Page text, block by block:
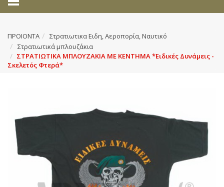
ΠΡΟΙΟΝΤΑ
Στρατιωτικα Ειδη, Αεροπορία, Ναυτικό
Στρατιωτικά μπλουζάκια
ΣΤΡΑΤΙΩΤΙΚΑ ΜΠΛΟΥΖΑΚΙΑ ΜΕ ΚΕΝΤΗΜΑ *Ειδικές Δυνάμεις -
Σκελετός Φτερά*